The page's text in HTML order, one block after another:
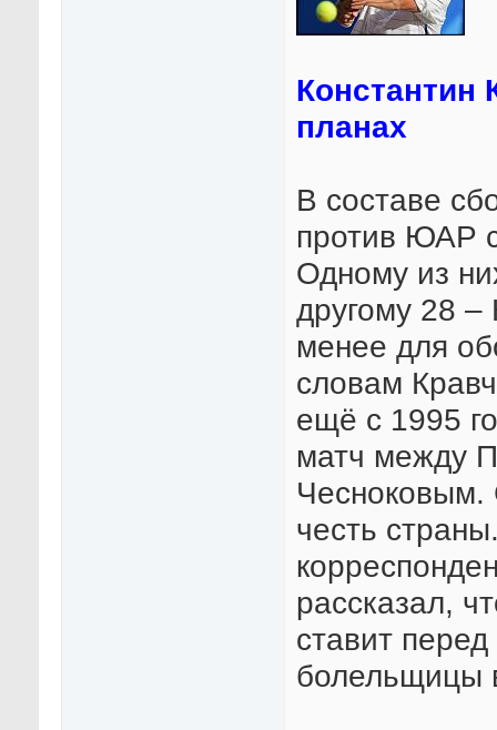
Константин
планах
В составе
против ЮАР
Одному из
другому 28 –
менее для
словам
ещё с 1995
матч между
Чесноковым.
честь
рассказал,
ставит
болельщицы